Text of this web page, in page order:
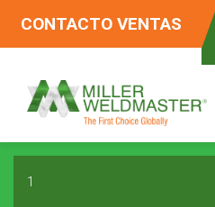
CONTACTO VENTAS
1